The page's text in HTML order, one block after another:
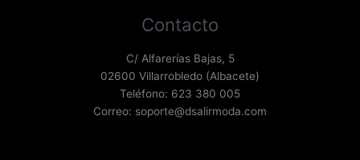
Contacto
C/ Alfarerías Bajas, 5
02600 Villarrobledo (Albacete)
Teléfono: 623 380 005
Correo: soporte@dsalirmoda.com